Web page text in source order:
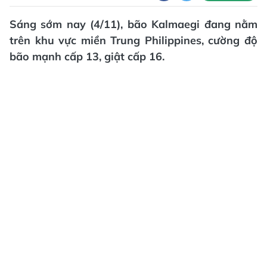
Sáng sớm nay (4/11), bão Kalmaegi đang nằm
trên khu vực miền Trung Philippines, cường độ
bão mạnh cấp 13, giật cấp 16.